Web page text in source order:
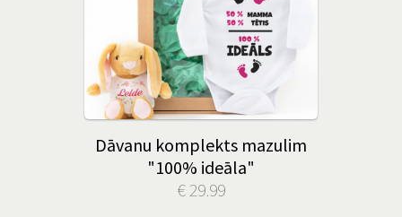
Dāvanu komplekts mazulim
"100% ideāla"
€ 29.99